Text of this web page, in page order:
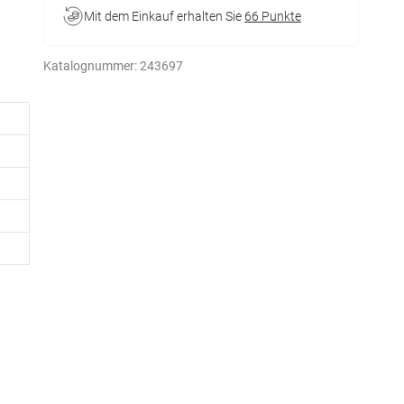
Mit dem Einkauf erhalten Sie 66 Punkte
Katalognummer:243697